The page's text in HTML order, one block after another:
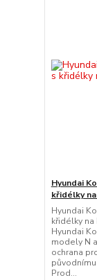
Hyundai
křidélky
Hyundai
křidélky
Hyundai
modely N
ochrana
Prod...